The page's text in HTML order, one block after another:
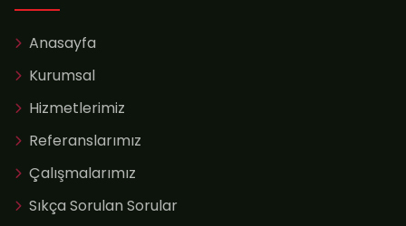
Anasayfa
Kurumsal
Hizmetlerimiz
Referanslarımız
Çalışmalarımız
Sıkça Sorulan Sorular